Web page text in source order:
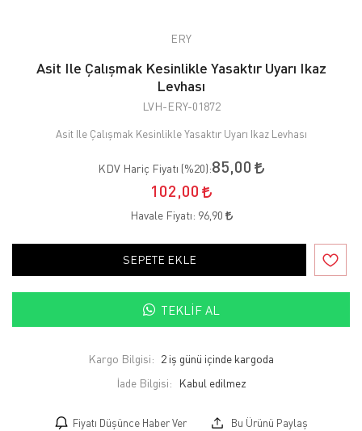
ERY
Asit Ile Çalışmak Kesinlikle Yasaktır Uyarı Ikaz
Levhası
LVH-ERY-01872
Asit Ile Çalışmak Kesinlikle Yasaktır Uyarı Ikaz Levhası
KDV Hariç Fiyatı (%20):85,00
102,00
Havale Fiyatı: 96,90
SEPETE EKLE
TEKLIF AL
Kargo Bilgisi: 2 iş günü içinde kargoda
İade Bilgisi:
Fiyatı Düşünce Haber Ver Bu Ürünü Paylaş